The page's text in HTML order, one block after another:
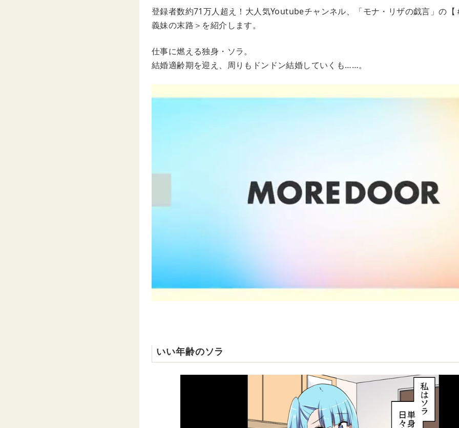
登録者数約71万人超え！大人気Youtubeチャンネル、「モナ・リザの戯言」の【
義妹の末路＞を紹介します。
仕事に燃える独身・ソラ。
結婚適齢期を迎え、周りもドンドン結婚していくも……。
いい年齢のソラ